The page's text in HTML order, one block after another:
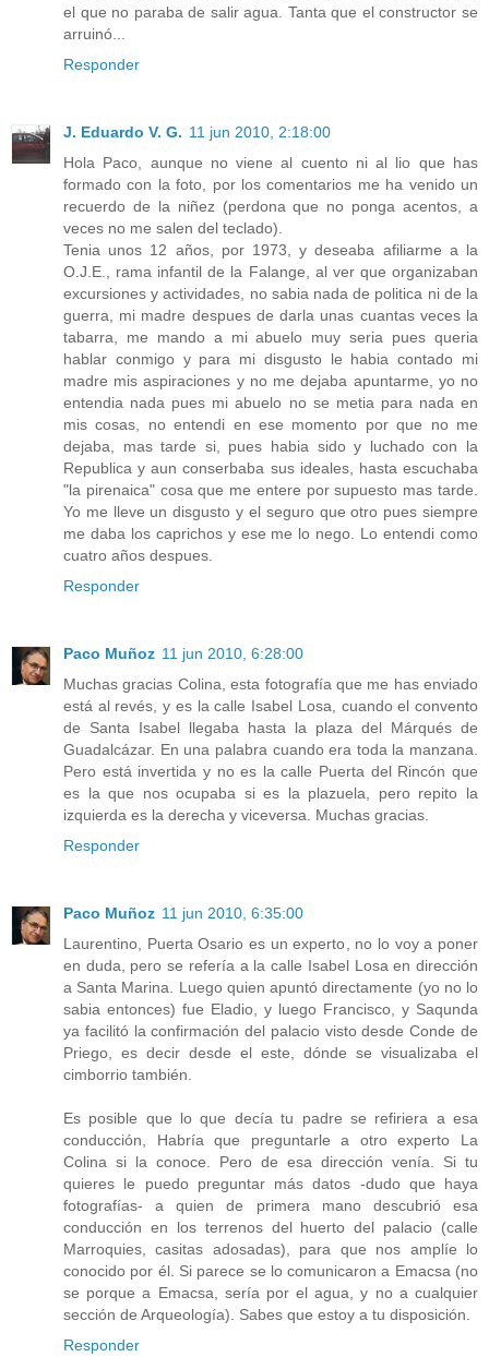
el que no paraba de salir agua. Tanta que el constructor se
arruinó...
Responder
J. Eduardo V. G. 11 jun 2010, 2:18:00
Hola Paco, aunque no viene al cuento ni al lio que has
formado con la foto, por los comentarios me ha venido un
recuerdo de la niñez (perdona que no ponga acentos, a
veces no me salen del teclado).
Tenia unos 12 años, por 1973, y deseaba afiliarme a la
O.J.E., rama infantil de la Falange, al ver que organizaban
excursiones y actividades, no sabia nada de politica ni de la
guerra, mi madre despues de darla unas cuantas veces la
tabarra, me mando a mi abuelo muy seria pues queria
hablar conmigo y para mi disgusto le habia contado mi
madre mis aspiraciones y no me dejaba apuntarme, yo no
entendia nada pues mi abuelo no se metia para nada en
mis cosas, no entendi en ese momento por que no me
dejaba, mas tarde si, pues habia sido y luchado con la
Republica y aun conserbaba sus ideales, hasta escuchaba
"la pirenaica" cosa que me entere por supuesto mas tarde.
Yo me lleve un disgusto y el seguro que otro pues siempre
me daba los caprichos y ese me lo nego. Lo entendi como
cuatro años despues.
Responder
Paco Muñoz 11 jun 2010, 6:28:00
Muchas gracias Colina, esta fotografía que me has enviado
está al revés, y es la calle Isabel Losa, cuando el convento
de Santa Isabel llegaba hasta la plaza del Márqués de
Guadalcázar. En una palabra cuando era toda la manzana.
Pero está invertida y no es la calle Puerta del Rincón que
es la que nos ocupaba si es la plazuela, pero repito la
izquierda es la derecha y viceversa. Muchas gracias.
Responder
Paco Muñoz 11 jun 2010, 6:35:00
Laurentino, Puerta Osario es un experto, no lo voy a poner
en duda, pero se refería a la calle Isabel Losa en dirección
a Santa Marina. Luego quien apuntó directamente (yo no lo
sabia entonces) fue Eladio, y luego Francisco, y Saqunda
ya facilitó la confirmación del palacio visto desde Conde de
Priego, es decir desde el este, dónde se visualizaba el
cimborrio también.
Es posible que lo que decía tu padre se refiriera a esa
conducción, Habría que preguntarle a otro experto La
Colina si la conoce. Pero de esa dirección venía. Si tu
quieres le puedo preguntar más datos -dudo que haya
fotografías- a quien de primera mano descubrió esa
conducción en los terrenos del huerto del palacio (calle
Marroquies, casitas adosadas), para que nos amplíe lo
conocido por él. Si parece se lo comunicaron a Emacsa (no
se porque a Emacsa, sería por el agua, y no a cualquier
sección de Arqueología). Sabes que estoy a tu disposición.
Responder